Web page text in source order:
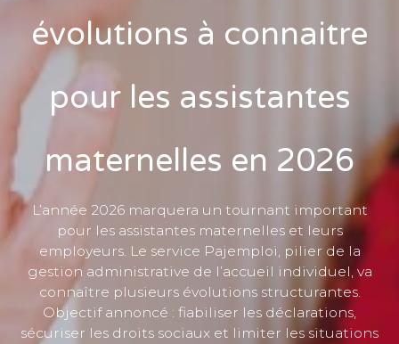
évolutions à connaitre
pour les assistantes
maternelles en 2026
L’année 2026 marquera un tournant important
pour les assistantes maternelles et leurs
employeurs. Le service Pajemploi, pilier de la
gestion administrative de l’accueil individuel, va
connaître plusieurs évolutions structurantes.
Objectif annoncé : fiabiliser les déclarations,
sécuriser les droits sociaux et limiter les situations